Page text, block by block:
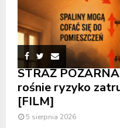
STRAŻ
rośnie ryzyko
[FILM]
5 sierpnia 2026